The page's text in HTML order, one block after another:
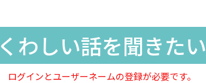
くわしい話を聞きたい
ログインとユーザーネームの登録が必要です。